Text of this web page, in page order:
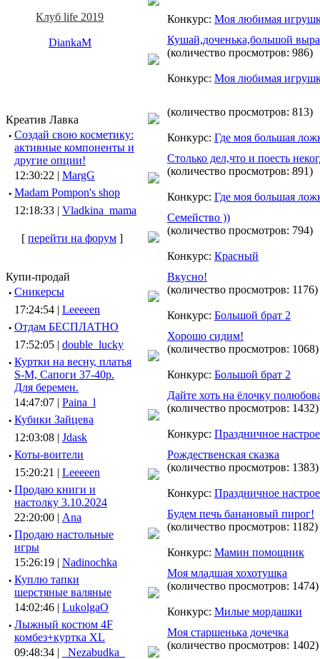
Клуб life 2019
DiankaM
Креатив Лавка
· Создай свою косметику:
активные компоненты и
другие опции!
12:30:22 | MargG
· Madam Pompon's shop
12:18:33 | Vladkina_mama
[ перейти на форум ]
Купи-продай
· Сникерсы
17:24:54 | Leeeeen
· Отдам БЕСПЛАТНО
17:52:05 | double_lucky
· Куртки на весну, платья
S-M, Сапоги 37-40р.
Для беремен.
14:47:07 | Paina_l
· Кубики Зайцева
12:03:08 | Jdask
· Коты-воители
15:20:21 | Leeeeen
· Продаю книги и
настолку 3.10.2024
22:20:00 | Ana
· Продаю настольные
игры
15:26:19 | Nadinochka
· Куплю тапки
шерстяные валяные
14:02:46 | LukolgaO
· Лыжный костюм 4F
комбез+куртка XL
09:48:34 |
_Nezabudka_
Конкурс: Моя любимая
Кушай,доченька,большой
(количество просмотров: 986)
Конкурс: Моя любимая
(количество просмотров: 813)
Конкурс: Где моя большая
Столько дел,что и поесть
(количество просмотров: 891)
Конкурс: Где моя большая
Семейство ))
(количество просмотров: 794)
Конкурс: Красный
Вкусно!
(количество просмотров: 1176)
Конкурс: Большой брат 2
Хорошо сидим!
(количество просмотров: 1068)
Конкурс: Большой брат 2
Дайте хоть на ёлочку
(количество просмотров: 1432)
Конкурс: Праздничное
Рождественская сказка
(количество просмотров: 1383)
Конкурс: Праздничное
Будем печь банановый пирог!
(количество просмотров: 1182)
Конкурс: Мамин помощник
Моя младшая хохотушка
(количество просмотров: 1474)
Конкурс: Милые мордашки
Моя старшенька дочечка
(количество просмотров: 1402)